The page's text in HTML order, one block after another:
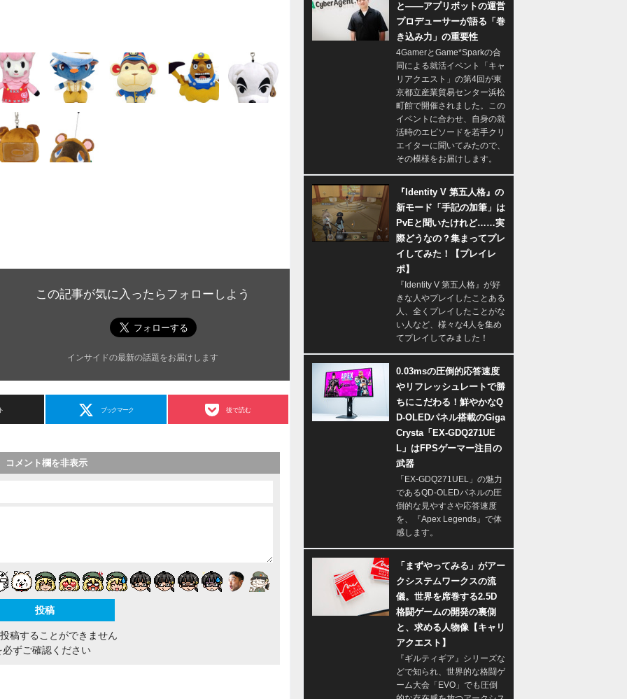
この記事が気に入ったらフォローしよう
インサイドの最新の話題をお届けします
ブックマーク 後で読む
コメント欄を非表示
稿することができません
必ずご確認ください
と――アプリボットの運営
プロデューサーが語る「巻
き込み力」の重要性
4GamerとGame*Sparkの合
同による就活イベント「キャ
リアクエスト」の第4回が東
京都立産業貿易センター浜松
町館で開催されました。この
イベントに合わせ、自身の就
活時のエピソードを若手クリ
エイターに聞いてみたので、
その模様をお届けします。
『Identity V 第五人格』の
新モード「手記の加筆」は
PvEと聞いたけれど……実
際どうなの？集まってプレ
イしてみた！【プレイレ
ポ】
『Identity V 第五人格』が好
きな人やプレイしたことある
人、全くプレイしたことがな
い人など、様々な4人を集め
てプレイしてみました！
0.03msの圧倒的応答速度
やリフレッシュレートで勝
ちにこだわる！鮮やかなQ
D-OLEDパネル搭載のGiga
Crysta「EX-GDQ271UE
L」はFPSゲーマー注目の
武器
「EX-GDQ271UEL」の魅力
であるQD-OLEDパネルの圧
倒的な見やすさや応答速度
を、『Apex Legends』で体
感します。
「まずやってみる」がアー
クシステムワークスの流
儀。世界を席巻する2.5D
格闘ゲームの開発の裏側
と、求める人物像【キャリ
アクエスト】
『ギルティギア』シリーズな
どで知られ、世界的な格闘ゲ
ーム大会「EVO」でも圧倒